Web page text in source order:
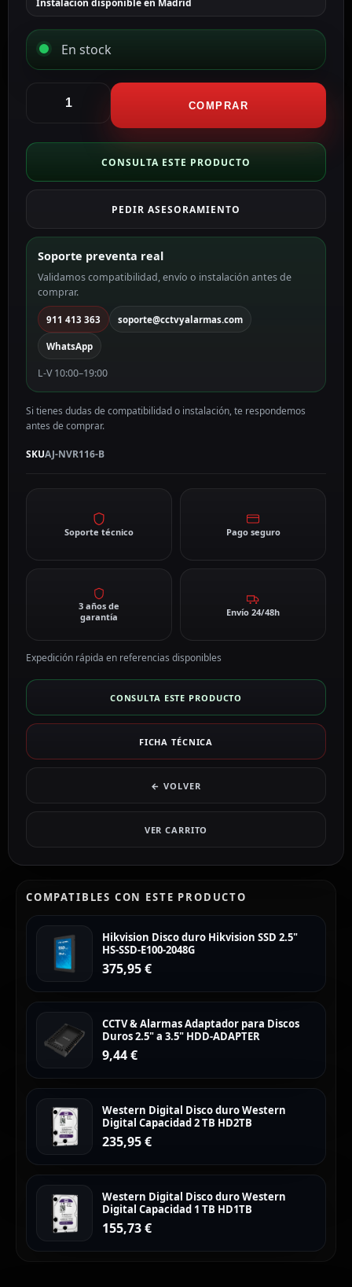
Instalación disponible en Madrid
En stock
Grabador
16
AJ-
NVR116-
cantidad
COMPRAR
CONSULTA ESTE PRODUCTO
PEDIR ASESORAMIENTO
Soporte preventa real
Validamos compatibilidad, envío o instalación antes de
comprar.
911 413 363 soporte@cctvyalarmas.com
WhatsApp
L-V 10:00–19:00
Si tienes dudas de compatibilidad o instalación, te respondemos
antes de comprar.
SKUAJ-NVR116-B
Soporte técnico Pago seguro
3 años de
garantía
Envío 24/48h
Expedición rápida en referencias disponibles
CONSULTA ESTE PRODUCTO
FICHA TÉCNICA
← VOLVER
VER CARRITO
COMPATIBLES CON ESTE PRODUCTO
Hikvision Disco duro Hikvision SSD 2.5"
HS-SSD-E100-2048G
375,95€
CCTV & Alarmas Adaptador para Discos
Duros 2.5" a 3.5" HDD-ADAPTER
9,44€
Western Digital Disco duro Western
Digital Capacidad 2 TB HD2TB
235,95€
Western Digital Disco duro Western
Digital Capacidad 1 TB HD1TB
155,73€